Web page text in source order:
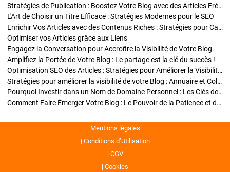
Stratégies de Publication : Boostez Votre Blog avec des Articles Fréquents et Exclusifs
L'Art de Choisir un Titre Efficace : Stratégies Modernes pour le SEO
Enrichir Vos Articles avec des Contenus Riches : Stratégies pour Captiver et Optimiser
Optimiser vos Articles grâce aux Liens
Engagez la Conversation pour Accroître la Visibilité de Votre Blog
Amplifiez la Portée de Votre Blog : Le partage est la clé du succès !
Optimisation SEO des Articles : Stratégies pour Améliorer la Visibilité de Votre Blog
Stratégies pour améliorer la visibilité de votre Blog : Annuaire et Collaborations
Pourquoi Investir dans un Nom de Domaine Personnel : Les Clés de la Réussite de Votre Blog
Comment Faire Émerger Votre Blog : Le Pouvoir de la Patience et de la Persévérance
Mentions légales
Conditions d’Utilisation
CGV
Cookies